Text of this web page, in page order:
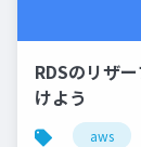
RDSのリザ
けよう
aws